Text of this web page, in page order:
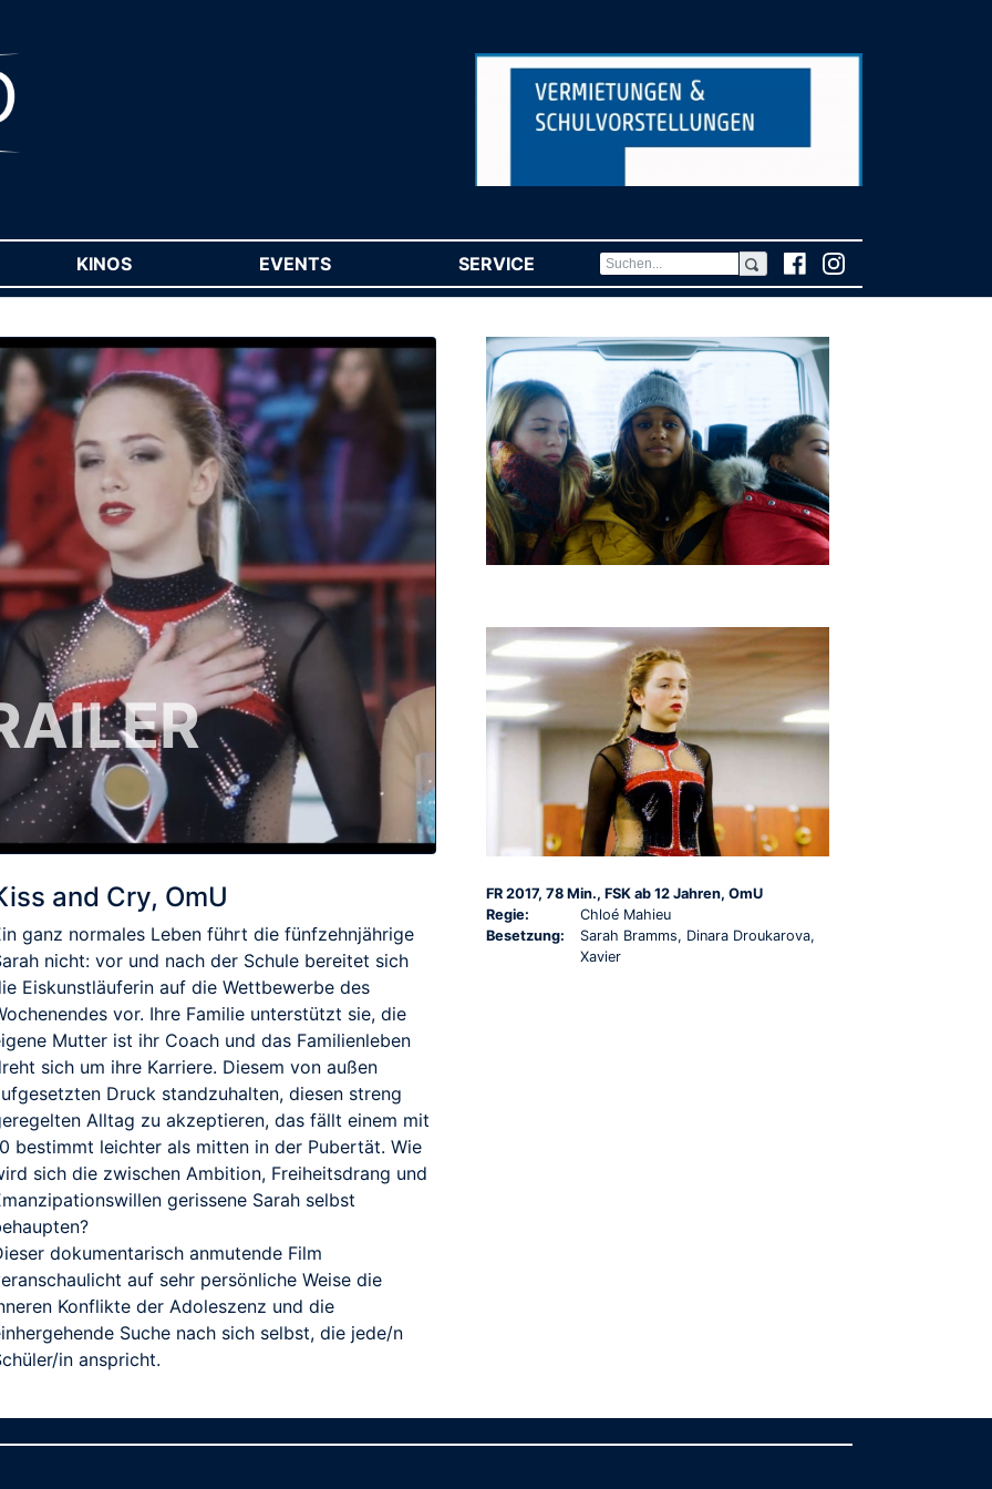
KINOS EVENTS SERVICE (CURRENT)
and Cry, OmU
ganz normales Leben führt die fünfzehnjährige
nicht: vor und nach der Schule bereitet sich
Eiskunstläuferin auf die Wettbewerbe des
vor. Ihre Familie unterstützt sie, die
Mutter ist ihr Coach und das Familienleben
sich um ihre Karriere. Diesem von außen
Druck standzuhalten, diesen streng
Alltag zu akzeptieren, das fällt einem mit
bestimmt leichter als mitten in der Pubertät. Wie
sich die zwischen Ambition, Freiheitsdrang und
gerissene Sarah selbst
dokumentarisch anmutende Film
auf sehr persönliche Weise die
Konflikte der Adoleszenz und die
Suche nach sich selbst, die jede/n
in anspricht.
FR 2017, 78 Min., FSK ab 12 Jahren, OmU
Regie:
Chloé Mahieu
Besetzung:
Sarah Bramms, Dinara Droukarova,
Xavier